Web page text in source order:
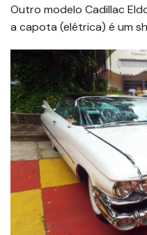
Outro modelo Cadillac
a capota (elétrica) é um